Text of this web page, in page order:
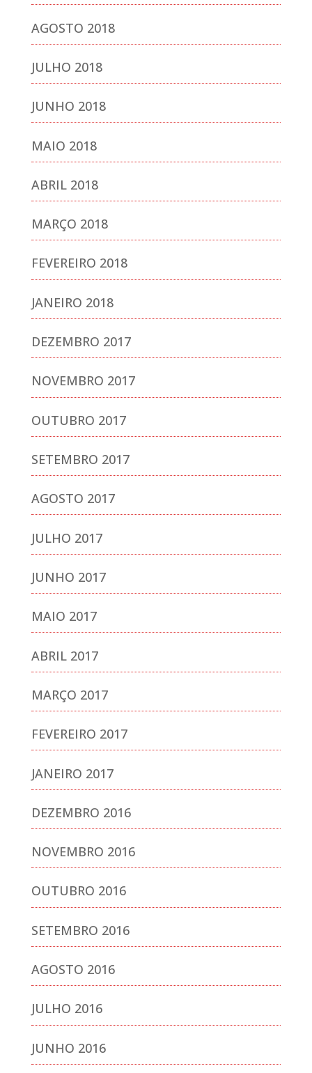
AGOSTO 2018
JULHO 2018
JUNHO 2018
MAIO 2018
ABRIL 2018
MARÇO 2018
FEVEREIRO 2018
JANEIRO 2018
DEZEMBRO 2017
NOVEMBRO 2017
OUTUBRO 2017
SETEMBRO 2017
AGOSTO 2017
JULHO 2017
JUNHO 2017
MAIO 2017
ABRIL 2017
MARÇO 2017
FEVEREIRO 2017
JANEIRO 2017
DEZEMBRO 2016
NOVEMBRO 2016
OUTUBRO 2016
SETEMBRO 2016
AGOSTO 2016
JULHO 2016
JUNHO 2016